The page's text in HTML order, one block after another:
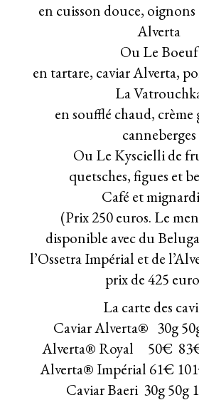
en cuisson douce,
Alverta
Ou Le Boeuf
en tartare, caviar Alverta,
La
en soufflé chaud, crème
canneberges
Ou Le Kyscielli de
quetsches, figues et
Café et
(Prix 250 euros. Le
disponible avec du
l’Ossetra Impérial et de
prix de 425
La carte des
Caviar Alverta® 30g
Alverta® Royal 50€
Alverta® Impérial 61€
Caviar Baeri 30g 50g